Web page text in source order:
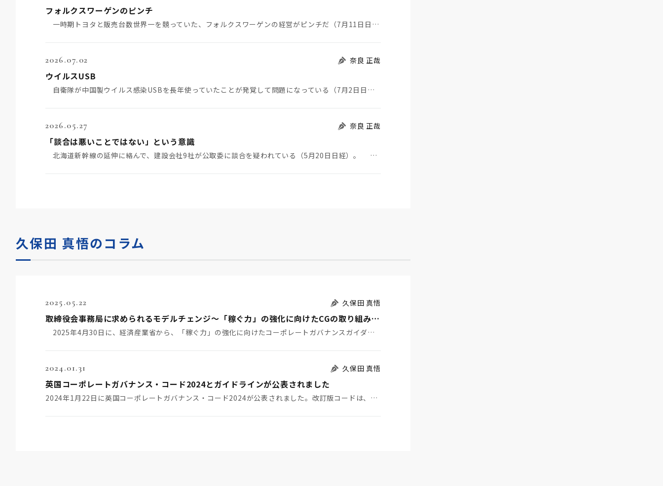
フォルクスワーゲンのピンチ
一時期トヨタと販売台数世界一を競っていた、フォルクスワーゲンの経営がピンチだ（7月11日日経）。そ…
2026.07.02 奈良 正哉
ウイルスUSB
自衛隊が中国製ウイルス感染USBを長年使っていたことが発覚して問題になっている（7月2日日経）。筆…
2026.05.27 奈良 正哉
「談合は悪いことではない」という意識
北海道新幹線の延伸に絡んで、建設会社9社が公取委に談合を疑われている（5月20日日経）。 談合と…
久保田 真悟のコラム
2025.05.22 久保田 真悟
取締役会事務局に求められるモデルチェンジ～「稼ぐ力」の強化に向けたCGの取り組みを推進する旗振り役へ～
2025年4月30日に、経済産業省から、「稼ぐ力」の強化に向けたコーポレートガバナンスガイダンス（…
2024.01.31 久保田 真悟
英国コーポレートガバナンス・コード2024とガイドラインが公表されました
2024年1月22日に英国コーポレートガバナンス・コード2024が公表されました。改訂版コードは、2…